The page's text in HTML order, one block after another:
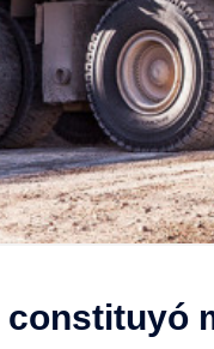
constituyó